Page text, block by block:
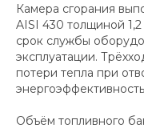
Камера сгорания
AISI 430 толщиной
срок службы
эксплуатации.
потери тепла при
Объём топливного